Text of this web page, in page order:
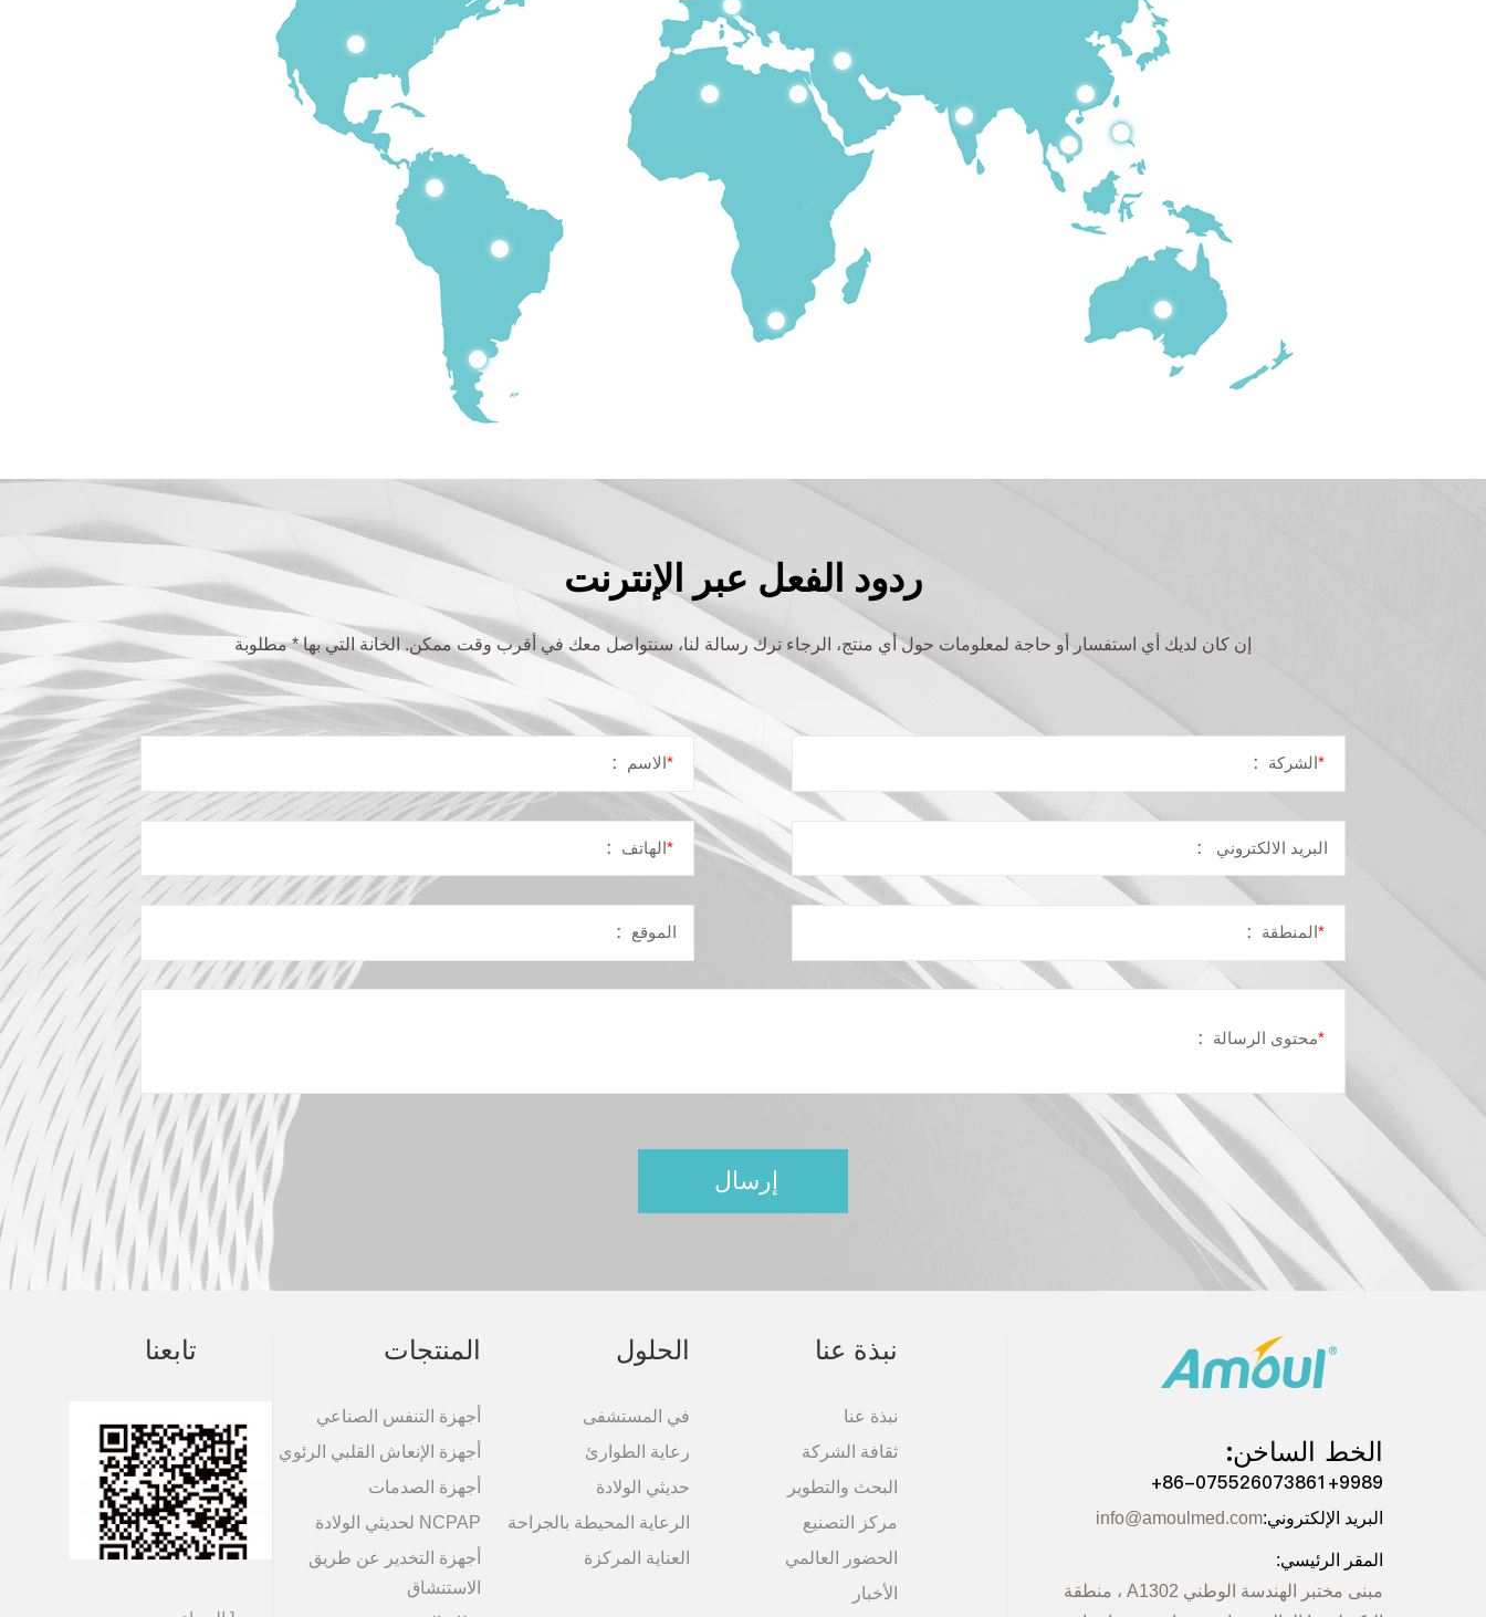
ردود الفعل عبر الإنترنت
إن كان لدیك أي استفسار أو حاجة لمعلومات حول أي منتج، الرجاء ترك رسالة لنا، سنتواصل معك في أقرب وقت ممكن. الخانة التي بھا * مطلوبة
*الاسم ： *الشركة ：
*الھاتف ： البرید الالكتروني ：
الموقع ： *المنطقة ：
*محتوى الرسالة：
تابعنا المنتجات
أجهزة التنفس الصناعي
أجهزة الإنعاش القلبي الرئوي
أجهزة الصدمات
NCPAP لحديثي الولادة
أجهزة التخدير عن طريق
الاستنشاق
الحلول
في المستشفى
رعاية الطوارئ
حديثي الولادة
الرعاية المحيطة بالجراحة
العناية المركزة
نبذة عنا
نبذة عنا
ثقافة الشركة
البحث والتطویر
مركز التصنیع
الحضور العالمي
الأخبار
الخط الساخن:
+86-075526073861+9989
البرید الإلكتروني:info@amoulmed.com
المقر الرئیسي:
مبنى مختبر الھندسة الوطني A1302 ، منطقة